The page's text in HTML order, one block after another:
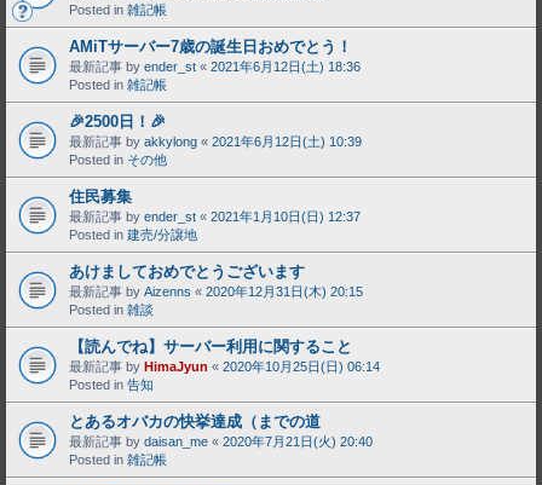
Posted in 雑記帳
AMiTサーバー7歳の誕生日おめでとう！
最新記事 by ender_st « 2021年6月12日(土) 18:36
Posted in 雑記帳
🎉2500日！🎉
最新記事 by akkylong « 2021年6月12日(土) 10:39
Posted in その他
住民募集
最新記事 by ender_st « 2021年1月10日(日) 12:37
Posted in 建売/分譲地
あけましておめでとうございます
最新記事 by Aizenns « 2020年12月31日(木) 20:15
Posted in 雑談
【読んでね】サーバー利用に関すること
最新記事 by HimaJyun « 2020年10月25日(日) 06:14
Posted in 告知
とあるオバカの快挙達成（までの道
最新記事 by daisan_me « 2020年7月21日(火) 20:40
Posted in 雑記帳